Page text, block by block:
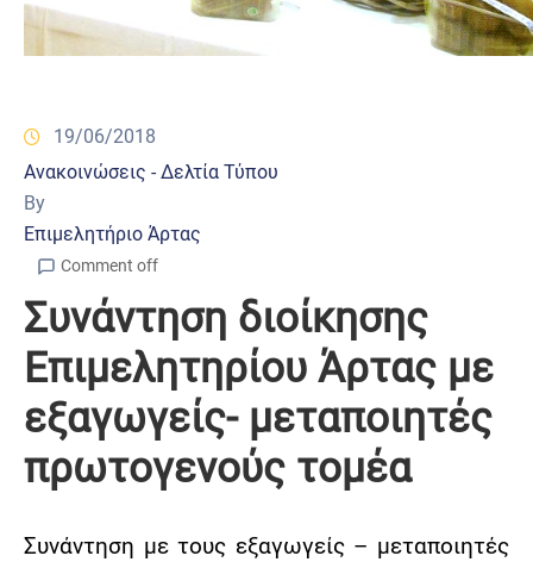
19/06/2018
Ανακοινώσεις - Δελτία Τύπου
By
Επιμελητήριο Άρτας
Comment off
Συνάντηση διοίκησης
Επιμελητηρίου Άρτας με
εξαγωγείς- μεταποιητές
πρωτογενούς τομέα
Συνάντηση με τους εξαγωγείς – μεταποιητές